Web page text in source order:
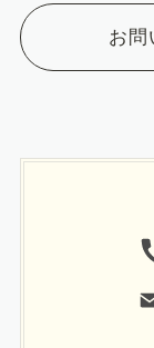
お問